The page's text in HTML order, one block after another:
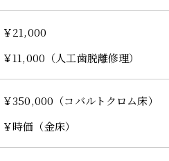
￥21,000
￥11,000（人工歯脱離修理）
￥350,000（コバルトクロム床）
￥時価（金床）